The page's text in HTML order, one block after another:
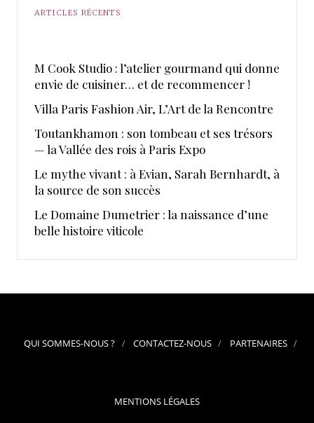
ARTICLES RÉCENTS
M Cook Studio : l’atelier gourmand qui donne
envie de cuisiner… et de recommencer !
​Villa Paris Fashion Air, ​L’Art de la Rencontre
Toutankhamon : son tombeau et ses trésors
— la Vallée des rois à Paris Expo
Le mythe vivant : à Evian, Sarah Bernhardt, à
la source de son succès
Le Domaine Dumetrier : la naissance d’une
belle histoire viticole
QUI SOMMES-NOUS ? CONTACTEZ-NOUS PARTENAIRES
MENTIONS LÉGALES